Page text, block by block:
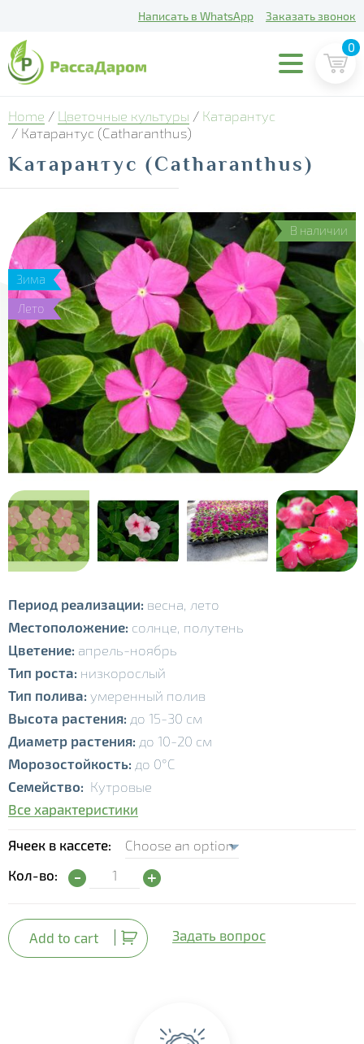
Написать в WhatsApp Заказать звонок
0
Home / Цветочные культуры / Катарантус
/ Катарантус (Catharanthus)
Катарантус (Catharanthus)
В наличии
Зима
Лето
Период реализации: весна, лето
Местоположение: солнце, полутень
Цветение: апрель-ноябрь
Тип роста: низкорослый
Тип полива: умеренный полив
Высота растения: до 15-30 см
Диаметр растения: до 10-20 см
Морозостойкость: до 0°С
Семейство: Кутровые
Все характеристики
Ячеек в кассете
Кол-во:
Катарантус (Catharanthus) quantity
Add to cart Задать вопрос